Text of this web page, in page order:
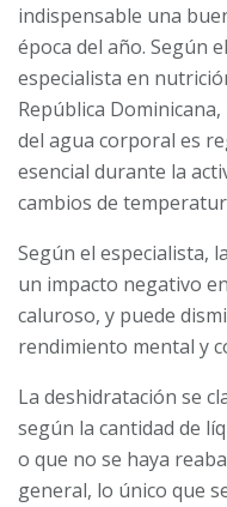
indispensable una
época del año. Según
especialista en
República
del agua corporal es
esencial durante la
cambios de
Según el especialista,
un impacto negativo
caluroso, y puede
rendimiento mental y
La deshidratación se
según la cantidad de
o que no se haya
general, lo único que